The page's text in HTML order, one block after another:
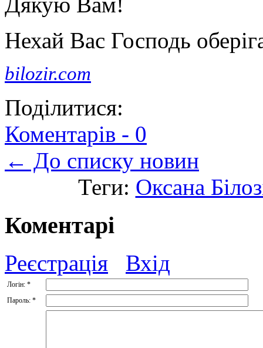
Нехай Вас Господь
bilozir.com
Поділитися:
Коментарів - 0
← До списку новин
Теги: Оксана
Коментарі
Реєстрація Вхід
Логін: *
Пароль: *